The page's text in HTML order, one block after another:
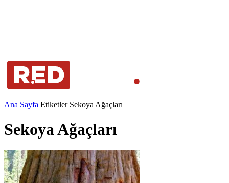
Ana Sayfa Etiketler Sekoya Ağaçları
Sekoya Ağaçları